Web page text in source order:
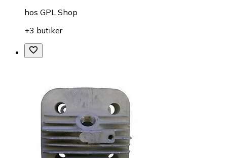
hos GPL Shop
+3 butiker